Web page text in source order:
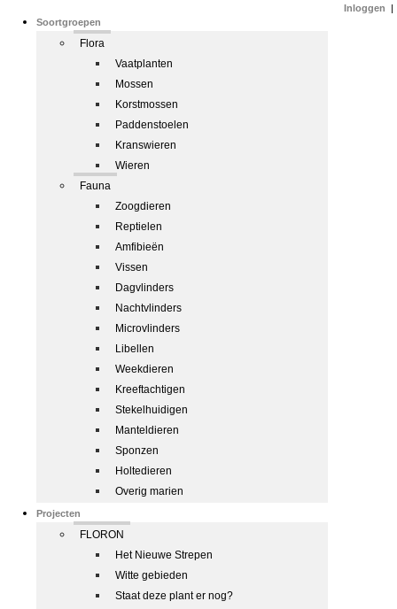
Soortgroepen
Flora
Vaatplanten
Mossen
Korstmossen
Paddenstoelen
Kranswieren
Wieren
Fauna
Zoogdieren
Reptielen
Amfibieën
Vissen
Dagvlinders
Nachtvlinders
Microvlinders
Libellen
Weekdieren
Kreeftachtigen
Stekelhuidigen
Manteldieren
Sponzen
Holtedieren
Overig marien
Projecten
FLORON
Het Nieuwe Strepen
Witte gebieden
Staat deze plant er nog?
Inloggen |